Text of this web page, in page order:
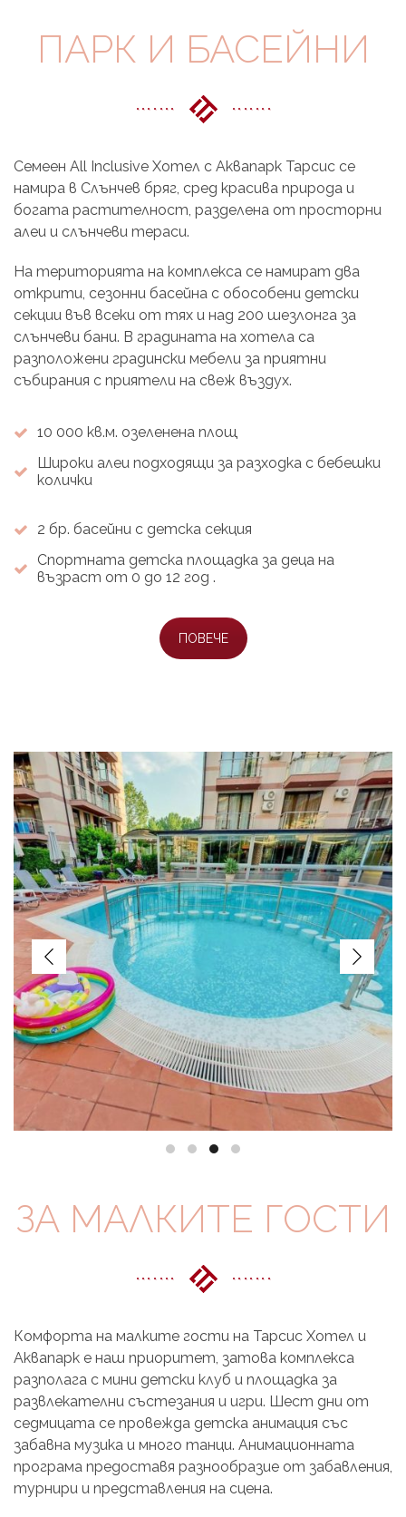
ПАРК И БАСЕЙНИ
Семеен All Inclusive Хотел с Аквапарк Тарсис се
намира в Слънчев бряг, сред красива природа и
богата растителност, разделена от просторни
алеи и слънчеви тераси.
На територията на комплекса се намират два
открити, сезонни басейна с обособени детски
секции във всеки от тях и над 200 шезлонга за
слънчеви бани. В градината на хотела са
разположени градински мебели за приятни
събирания с приятели на свеж въздух.
10 000 кв.м. озеленена площ
Широки алеи подходящи за разходка с бебешки
колички
2 бр. басейни с детска секция
Спортната детска площадка за деца на
възраст от 0 до 12 год .
ПОВЕЧЕ
ЗА МАЛКИТЕ ГОСТИ
Комфорта на малките гости на Тарсис Хотел и
Аквапарк е наш приоритет, затова комплекса
разполага с мини детски клуб и площадка за
развлекателни състезания и игри. Шест дни от
седмицата се провежда детска анимация със
забавна музика и много танци. Анимационната
програма предоставя разнообразие от забавления,
турнири и представления на сцена.